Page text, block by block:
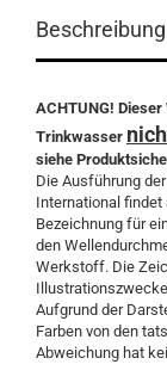
Beschreibung
ACHTUNG!
Trinkwasser
siehe
Die Ausführung
International findet
Bezeichnung für
den
Werkstoff. Die
Aufgrund der
Farben von den
Abweichung hat